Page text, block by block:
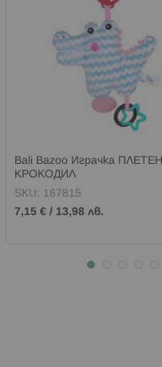
Bali Bazoo Играчка ПЛЕТЕН
КРОКОДИЛ
SKU: 167815
7,15 € / 13,98 лв.